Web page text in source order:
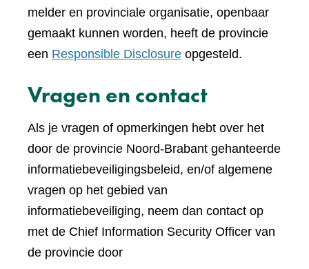
melder en provinciale organisatie, openbaar
gemaakt kunnen worden, heeft de provincie
een Responsible Disclosure opgesteld.
Vragen en contact
Als je vragen of opmerkingen hebt over het
door de provincie Noord-Brabant gehanteerde
informatiebeveiligingsbeleid, en/of algemene
vragen op het gebied van
informatiebeveiliging, neem dan contact op
met de Chief Information Security Officer van
de provincie door